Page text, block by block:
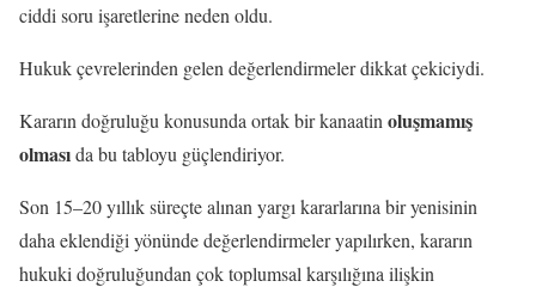
ciddi soru işaretlerine neden oldu.
Hukuk çevrelerinden gelen değerlendirmeler dikkat çekiciydi.
Kararın doğruluğu konusunda ortak bir kanaatin oluşmamış
olmasıda bu tabloyu güçlendiriyor.
Son 15–20 yıllık süreçte alınan yargı kararlarına bir yenisinin
daha eklendiği yönünde değerlendirmeler yapılırken, kararın
hukuki doğruluğundan çok toplumsal karşılığına ilişkin